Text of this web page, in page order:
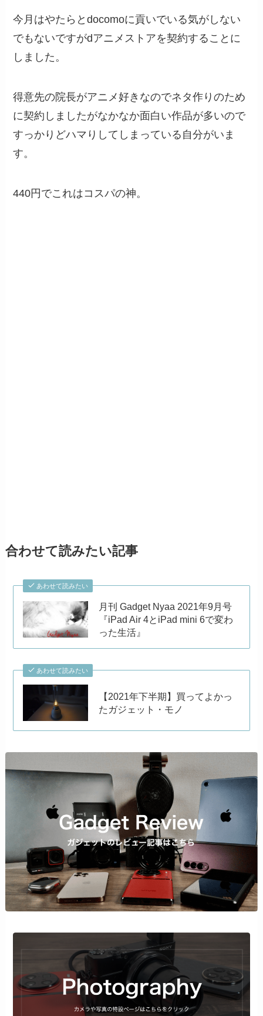
今月はやたらとdocomoに貢いでいる気がしない
でもないですがdアニメストアを契約することに
しました。
得意先の院長がアニメ好きなのでネタ作りのため
に契約しましたがなかなか面白い作品が多いので
すっかりどハマりしてしまっている自分がいま
す。
440円でこれはコスパの神。
合わせて読みたい記事
あわせて読みたい
月刊 Gadget Nyaa 2021年9月号
『iPad Air 4とiPad mini 6で変わ
った生活』
あわせて読みたい
【2021年下半期】買ってよかっ
たガジェット・モノ